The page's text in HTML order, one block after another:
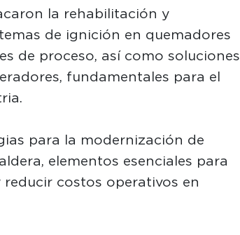
la rehabilitación y
de ignición en quemadores
de proceso, así como soluciones
fundamentales para el
para la modernización de
elementos esenciales para
costos operativos en